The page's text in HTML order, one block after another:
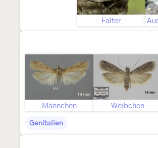
Falter
Männchen Weibchen
Genitalien